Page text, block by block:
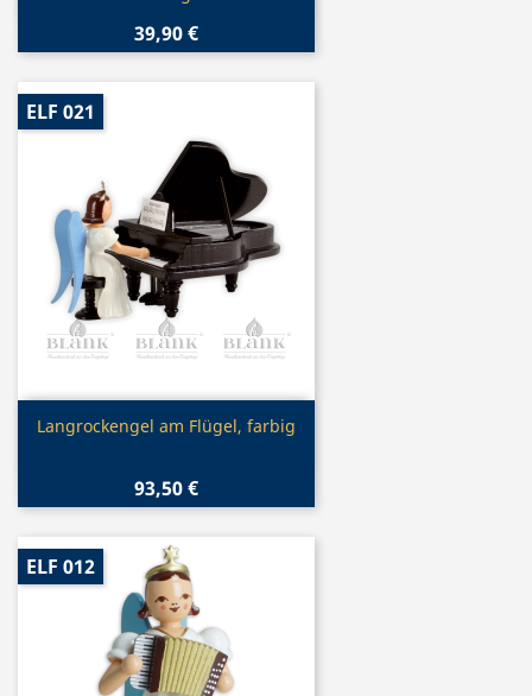
39,90 €
Vorschau
Langrockengel am Flügel, farbig
93,50 €
ELF 021
ELF 012